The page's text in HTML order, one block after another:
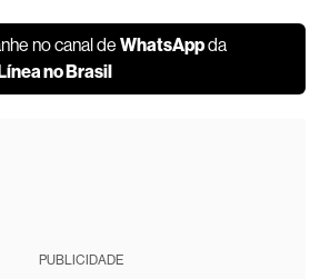
no canal deWhatsAppda
no Brasil
PUBLICIDADE